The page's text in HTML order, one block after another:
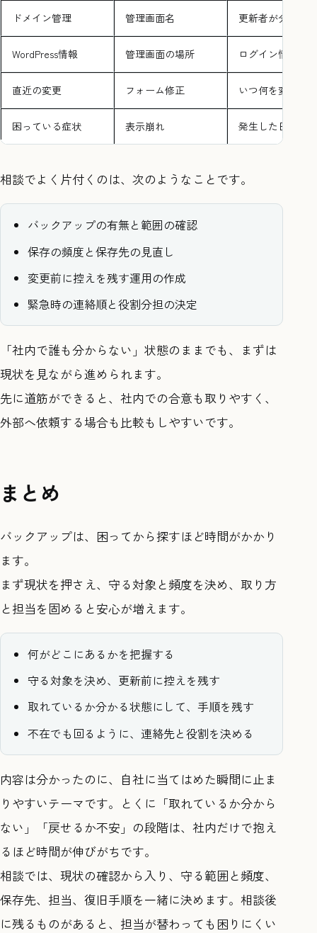
ドメイン管理 管理画面名 更新者が分かる
WordPress情報 管理画面の場所 ログイン情報の
直近の変更 フォーム修正 いつ何を変えた
困っている症状 表示崩れ 発生した日時
相談でよく片付くのは、次のようなことです。
バックアップの有無と範囲の確認
保存の頻度と保存先の見直し
変更前に控えを残す運用の作成
緊急時の連絡順と役割分担の決定
「社内で誰も分からない」状態のままでも、まずは
現状を見ながら進められます。
先に道筋ができると、社内での合意も取りやすく、
外部へ依頼する場合も比較もしやすいです。
まとめ
バックアップは、困ってから探すほど時間がかかり
ます。
まず現状を押さえ、守る対象と頻度を決め、取り方
と担当を固めると安心が増えます。
何がどこにあるかを把握する
守る対象を決め、更新前に控えを残す
取れているか分かる状態にして、手順を残す
不在でも回るように、連絡先と役割を決める
内容は分かったのに、自社に当てはめた瞬間に止ま
りやすいテーマです。とくに「取れているか分から
ない」「戻せるか不安」の段階は、社内だけで抱え
るほど時間が伸びがちです。
相談では、現状の確認から入り、守る範囲と頻度、
保存先、担当、復旧手順を一緒に決めます。相談後
に残るものがあると、担当が替わっても困りにくい